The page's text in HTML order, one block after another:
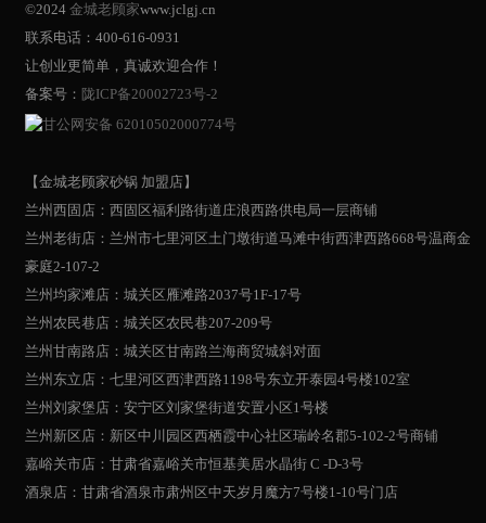
©2024金城老顾家www.jclgj.cn
联系电话：400-616-0931
让创业更简单，真诚欢迎合作！
备案号： 陇ICP备20002723号-2
甘公网安备 62010502000774号
【金城老顾家砂锅 加盟店】
兰州西固店：西固区福利路街道庄浪西路供电局一层商铺
兰州老街店：兰州市七里河区土门墩街道马滩中街西津西路668号温商金
豪庭2-107-2
兰州均家滩店：城关区雁滩路2037号1F-17号
兰州农民巷店：城关区农民巷207-209号
兰州甘南路店：城关区甘南路兰海商贸城斜对面
兰州东立店：七里河区西津西路1198号东立开泰园4号楼102室
兰州刘家堡店：安宁区刘家堡街道安置小区1号楼
兰州新区店：新区中川园区西栖霞中心社区瑞岭名郡5-102-2号商铺
嘉峪关市店：甘肃省嘉峪关市恒基美居水晶街 C -D-3号
酒泉店：甘肃省酒泉市肃州区中天岁月魔方7号楼1-10号门店